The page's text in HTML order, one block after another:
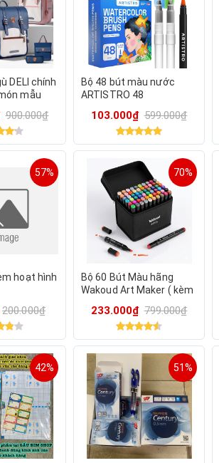
DELI chính
mẫu
900.000₫
Bộ 48 bút màu nước
ARTISTRO 48
Mỹ)103.000₫ 599.000₫
57%
hoạt hình
200.000₫
70%
Bộ 60 Bút Màu hãng
Wakoud Art Maker ( kèm
233.000₫ 799.000₫
42% 51%